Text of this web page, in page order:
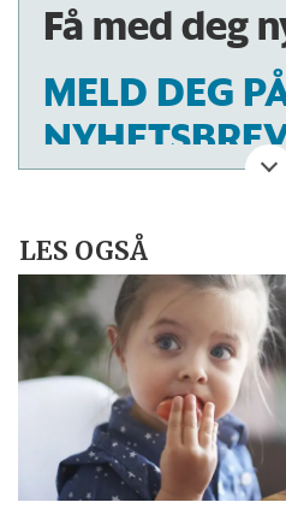
Få med deg
MELD DEG
LES OGSÅ